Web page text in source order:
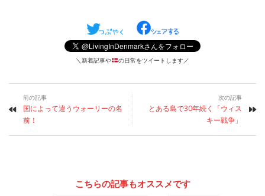
＼新着記事や の日常をツイートします／
前の記事
国によって違うウォーリーの名
前！
次の記事
とある島で30年続く「ウィス
キー戦争」
こちらの記事もオススメです